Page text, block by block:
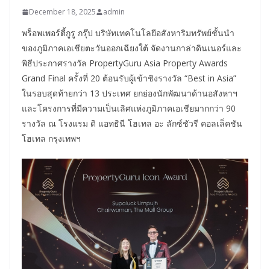
December 18, 2025 admin
พร็อพเพอร์ตี้กูรู กรุ๊ป บริษัทเทคโนโลยีอสังหาริมทรัพย์ชั้นนำ
ของภูมิภาคเอเชียตะวันออกเฉียงใต้ จัดงานกาล่าดินเนอร์และ
พิธีประกาศรางวัล PropertyGuru Asia Property Awards
Grand Final ครั้งที่ 20 ต้อนรับผู้เข้าชิงรางวัล “Best in Asia”
ในรอบสุดท้ายกว่า 13 ประเทศ ยกย่องนักพัฒนาด้านอสังหาฯ
และโครงการที่มีความเป็นเลิศแห่งภูมิภาคเอเชียมากกว่า 90
รางวัล ณ โรงแรม ดิ แอทธินี โฮเทล อะ ลักซ์ชัวรี คอลเล็คชัน
โฮเทล กรุงเทพฯ